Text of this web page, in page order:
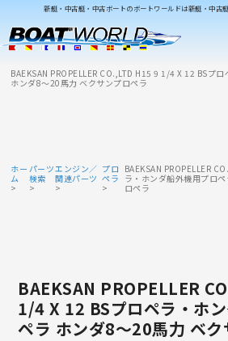
新艇・中古艇・中古ボートのボートワールドは新艇・中古
BAEKSAN PROPELLER CO.,LTD H15 9 1/4 X 12 BSプ
ホンダ8～20馬力 ベクサンプロペラ
ホー
ム
パーツ
検索
エンジン／
関連パーツ
プロ
ペラ
BAEKSAN PROPELLER
ラ・ホンダ船外機用プロ
ロペラ
BAEKSAN PROPELLER
1/4 X 12 BSプロペラ・ホ
ペラ ホンダ8～20馬力 ベク